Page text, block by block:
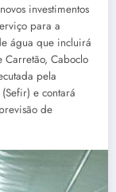
investimentos
para a
água que incluirá
Caboclo
pela
e contará
de